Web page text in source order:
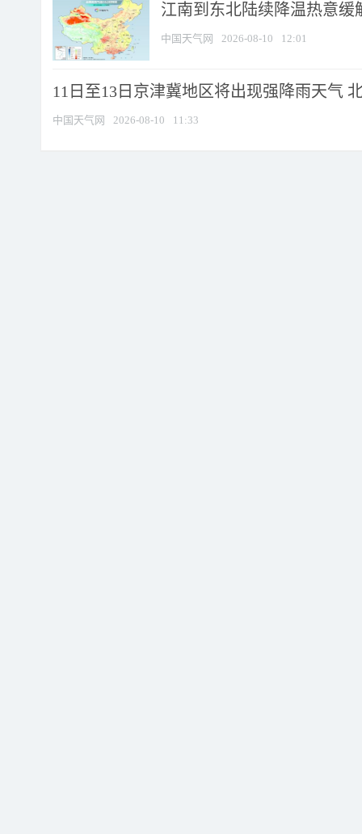
江南到东北陆续降温热意缓
中国天气网 2026-08-10 12:01
11日至13日京津冀地区将出现强降雨天气
中国天气网 2026-08-10 11:33